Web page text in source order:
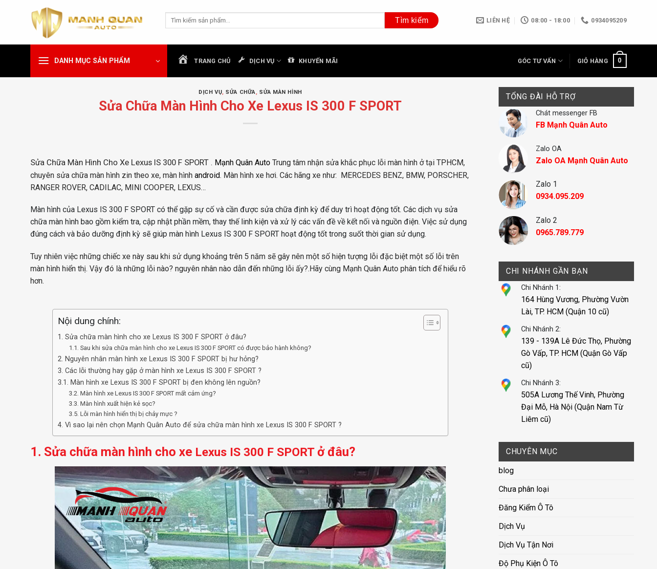
dung
Tìm
LIÊN HỆ 08:00 - 18:00 0934095209
DANH MỤC SẢN PHẨM TRANG CHỦ DỊCH VỤ KHUYẾN MÃI GÓC TƯ VẤN GIỎ HÀNG 0
DỊCH VỤ, SỬA CHỮA, SỬA MÀN HÌNH
Sửa Chữa Màn Hình Cho Xe Lexus IS 300 F SPORT
Sửa Chữa Màn Hình Cho Xe Lexus IS 300 F SPORT . Mạnh Quân Auto Trung tâm nhận sửa khắc phục lỗi màn hình ở tại TPHCM,
chuyên sửa chữa màn hình zin theo xe, màn hình android. Màn hình xe hơi. Các hãng xe như: MERCEDES BENZ, BMW, PORSCHER,
RANGER ROVER, CADILAC, MINI COOPER, LEXUS…
Màn hình của Lexus IS 300 F SPORT có thể gặp sự cố và cần được sửa chữa định kỳ để duy trì hoạt động tốt. Các dịch vụ sửa
chữa màn hình bao gồm kiểm tra, cập nhật phần mềm, thay thế linh kiện và xử lý các vấn đề về kết nối và nguồn điện. Việc sử dụng
đúng cách và bảo dưỡng định kỳ sẽ giúp màn hình Lexus IS 300 F SPORT hoạt động tốt trong suốt thời gian sử dụng.
Tuy nhiên việc những chiếc xe này sau khi sử dụng khoảng trên 5 năm sẽ gây nên một số hiện tượng lỗi đặc biệt một số lỗi trên
màn hình hiển thị. Vậy đó là những lỗi nào? nguyên nhân nào dẫn đến những lỗi ấy?.Hãy cùng Mạnh Quân Auto phân tích để hiểu rõ
hơn.
Nội dung chính:
1. Sửa chữa màn hình cho xe Lexus IS 300 F SPORT ở đâu?
1.1. Sau khi sửa chữa màn hình cho xe Lexus IS 300 F SPORT có được bảo hành không?
2. Nguyên nhân màn hình xe Lexus IS 300 F SPORT bị hư hỏng?
3. Các lỗi thường hay gặp ở màn hình xe Lexus IS 300 F SPORT ?
3.1. Màn hình xe Lexus IS 300 F SPORT bị đen không lên nguồn?
3.2. Màn hình xe Lexus IS 300 F SPORT mất cảm ứng?
3.3. Màn hình xuất hiện kẻ sọc?
3.5. Lỗi màn hình hiển thị bị chảy mực ?
4. Vì sao lại nên chọn Mạnh Quân Auto để sửa chữa màn hình xe Lexus IS 300 F SPORT ?
1. Sửa chữa màn hình cho xe Lexus IS 300 F SPORT ở đâu?
TỔNG ĐÀI HỖ TRỢ
Chát messenger FB
FB Mạnh Quân Auto
Zalo OA
Zalo OA Mạnh Quân Auto
Zalo 1
0934.095.209
Zalo 2
0965.789.779
CHI NHÁNH GẦN BẠN
Chi Nhánh 1:
164 Hùng Vương, Phường Vườn
Lài, TP. HCM (Quận 10 cũ)
Chi Nhánh 2:
139 - 139A Lê Đức Thọ, Phường
Gò Vấp, TP. HCM (Quận Gò Vấp
cũ)
Chi Nhánh 3:
505A Lương Thế Vinh, Phường
Đại Mỗ, Hà Nội (Quận Nam Từ
Liêm cũ)
CHUYÊN MỤC
blog
Chưa phân loại
Đăng Kiểm Ô Tô
Dịch Vụ
Dịch Vụ Tận Nơi
Độ Phụ Kiện Ô Tô